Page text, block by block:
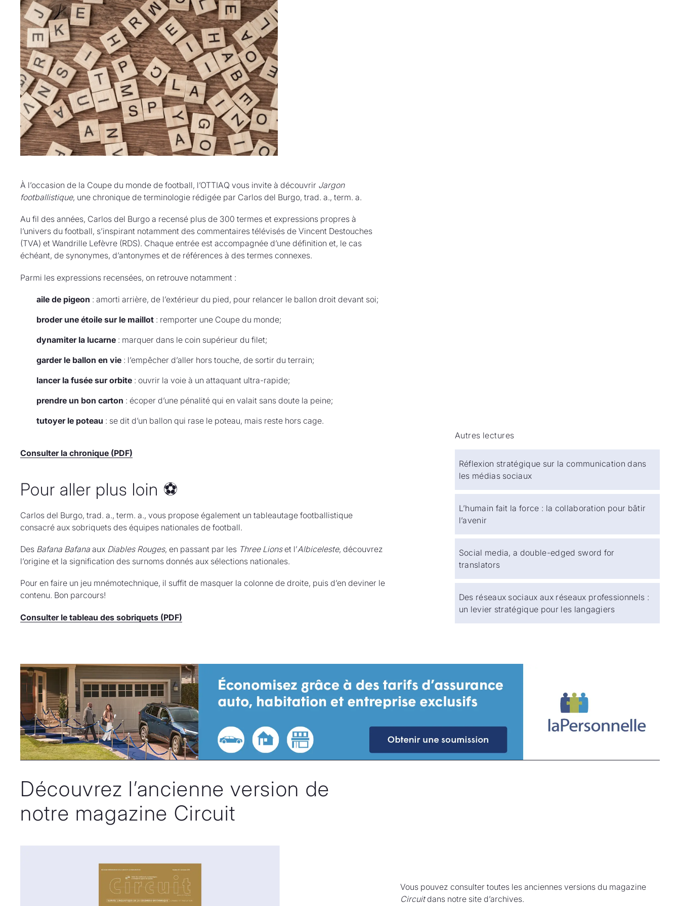
À l’occasion de la Coupe du monde de football, l’OTTIAQ vous invite à découvrir Jargon
footballistique, une chronique de terminologie rédigée par Carlos del Burgo, trad. a., term. a.
Au fil des années, Carlos del Burgo a recensé plus de 300 termes et expressions propres à
l’univers du football, s’inspirant notamment des commentaires télévisés de Vincent Destouches
(TVA) et Wandrille Lefèvre (RDS). Chaque entrée est accompagnée d’une définition et, le cas
échéant, de synonymes, d’antonymes et de références à des termes connexes.
Parmi les expressions recensées, on retrouve notamment :
aile de pigeon : amorti arrière, de l’extérieur du pied, pour relancer le ballon droit devant soi;
broder une étoile sur le maillot : remporter une Coupe du monde;
dynamiter la lucarne : marquer dans le coin supérieur du filet;
garder le ballon en vie : l’empêcher d’aller hors touche, de sortir du terrain;
lancer la fusée sur orbite : ouvrir la voie à un attaquant ultra-rapide;
prendre un bon carton : écoper d’une pénalité qui en valait sans doute la peine;
tutoyer le poteau : se dit d’un ballon qui rase le poteau, mais reste hors cage.
Consulter la chronique (PDF)
Pour aller plus loin ⚽
Carlos del Burgo, trad. a., term. a., vous propose également un tableautage footballistique
consacré aux sobriquets des équipes nationales de football.
Des Bafana Bafana aux Diables Rouges, en passant par les Three Lionset l’Albiceleste, découvrez
l’origine et la signification des surnoms donnés aux sélections nationales.
Pour en faire un jeu mnémotechnique, il suffit de masquer la colonne de droite, puis d’en deviner le
contenu. Bon parcours!
Consulter le tableau des sobriquets (PDF)
Autres lectures
Réflexion stratégique sur la communication dans
les médias sociaux
L’humain fait la force : la collaboration pour bâtir
l’avenir
Social media, a double-edged sword for
translators
Des réseaux sociaux aux réseaux professionnels :
un levier stratégique pour les langagiers
Découvrez l’ancienne version de
notre magazine Circuit
Vous pouvez consulter toutes les anciennes versions du magazine
Circuitdans notre site d’archives.